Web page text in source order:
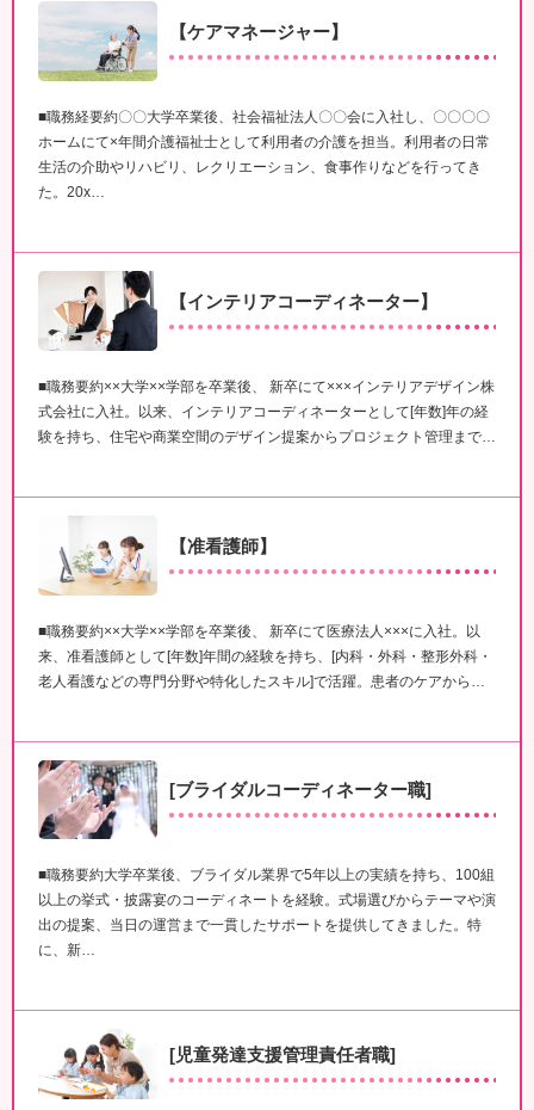
【ケアマネージャー】
■職務経要約〇〇大学卒業後、社会福祉法人〇〇会に入社し、〇〇〇〇
ホームにて×年間介護福祉士として利用者の介護を担当。利用者の日常
生活の介助やリハビリ、レクリエーション、食事作りなどを行ってき
た。20x…
【インテリアコーディネーター】
■職務要約××大学××学部を卒業後、 新卒にて×××インテリアデザイン株
式会社に入社。以来、インテリアコーディネーターとして[年数]年の経
験を持ち、住宅や商業空間のデザイン提案からプロジェクト管理まで…
【准看護師】
■職務要約××大学××学部を卒業後、 新卒にて医療法人×××に入社。以
来、准看護師として[年数]年間の経験を持ち、[内科・外科・整形外科・
老人看護などの専門分野や特化したスキル]で活躍。患者のケアから…
[ブライダルコーディネーター職]
■職務要約大学卒業後、ブライダル業界で5年以上の実績を持ち、100組
以上の挙式・披露宴のコーディネートを経験。式場選びからテーマや演
出の提案、当日の運営まで一貫したサポートを提供してきました。特
に、新…
[児童発達支援管理責任者職]